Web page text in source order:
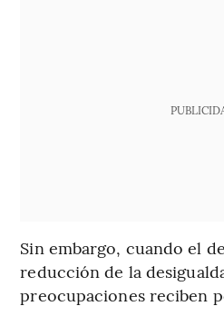
Sin embargo, cuando el
reducción de la
preocupaciones reciben